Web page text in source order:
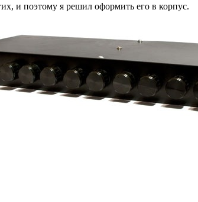
и поэтому я решил оформить его в корпус.